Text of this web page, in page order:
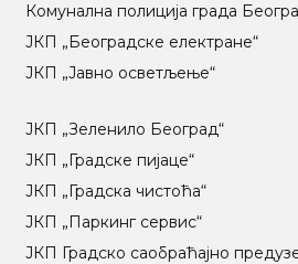
Комунална полиција града
ЈКП „Београдске електране“
ЈКП „Јавно осветљење“
ЈКП „Зеленило Београд“
ЈКП „Градске пијаце“
ЈКП „Градска чистоћа“
ЈКП „Паркинг сервис“
ЈКП Градско саобраћајно